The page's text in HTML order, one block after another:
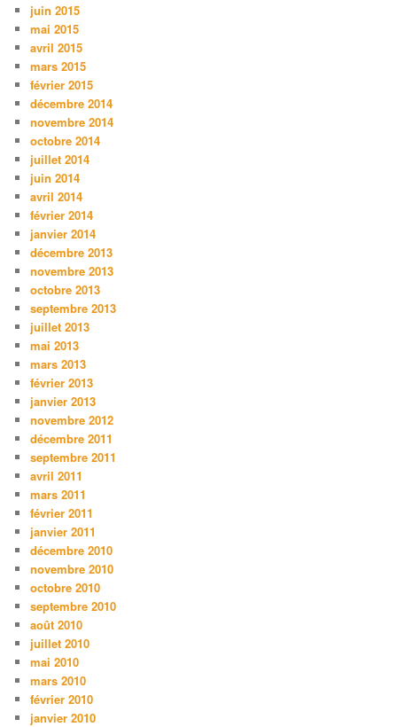
juin 2015
mai 2015
avril 2015
mars 2015
février 2015
décembre 2014
novembre 2014
octobre 2014
juillet 2014
juin 2014
avril 2014
février 2014
janvier 2014
décembre 2013
novembre 2013
octobre 2013
septembre 2013
juillet 2013
mai 2013
mars 2013
février 2013
janvier 2013
novembre 2012
décembre 2011
septembre 2011
avril 2011
mars 2011
février 2011
janvier 2011
décembre 2010
novembre 2010
octobre 2010
septembre 2010
août 2010
juillet 2010
mai 2010
mars 2010
février 2010
janvier 2010